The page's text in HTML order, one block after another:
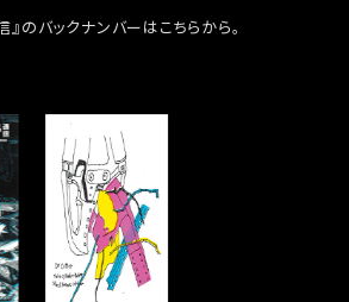
のバックナンバーはこちらから。